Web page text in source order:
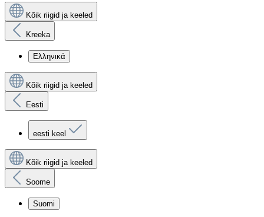
Kõik riigid ja keeled
Kreeka
Ελληνικά
Kõik riigid ja keeled
Eesti
eesti keel
Kõik riigid ja keeled
Soome
Suomi